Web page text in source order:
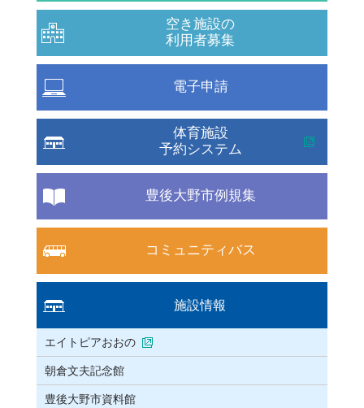
空き施設の
利用者募集
電子申請
体育施設
予約システム
豊後大野市例規集
コミュニティバス
施設情報
エイトピアおおの
朝倉文夫記念館
豊後大野市資料館